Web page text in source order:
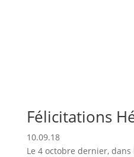
Félicitations
10.09.18
Le 4 octobre dernier,